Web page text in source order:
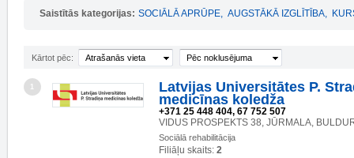
Saistītās kategorijas: SOCIĀLĀ APRŪPE, AUGSTĀKĀ IZGLĪTĪBA,
Kārtot pēc: Atrašanās vieta Pēc noklusējuma
1
Latvijas Universitātes P.
medicīnas koledža
+371 25 448 404, 67 752 507
VIDUS PROSPEKTS 38, JŪRMALA,
Sociālā rehabilitācija
Filiāļu skaits: 2